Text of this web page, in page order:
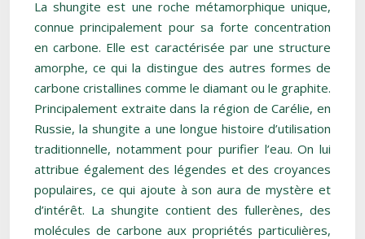
La shungite est une roche métamorphique unique,
connue principalement pour sa forte concentration
en carbone. Elle est caractérisée par une structure
amorphe, ce qui la distingue des autres formes de
carbone cristallines comme le diamant ou le graphite.
Principalement extraite dans la région de Carélie, en
Russie, la shungite a une longue histoire d’utilisation
traditionnelle, notamment pour purifier l’eau. On lui
attribue également des légendes et des croyances
populaires, ce qui ajoute à son aura de mystère et
d’intérêt. La shungite contient des fullerènes, des
molécules de carbone aux propriétés particulières,